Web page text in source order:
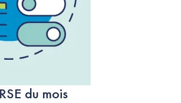
du mois